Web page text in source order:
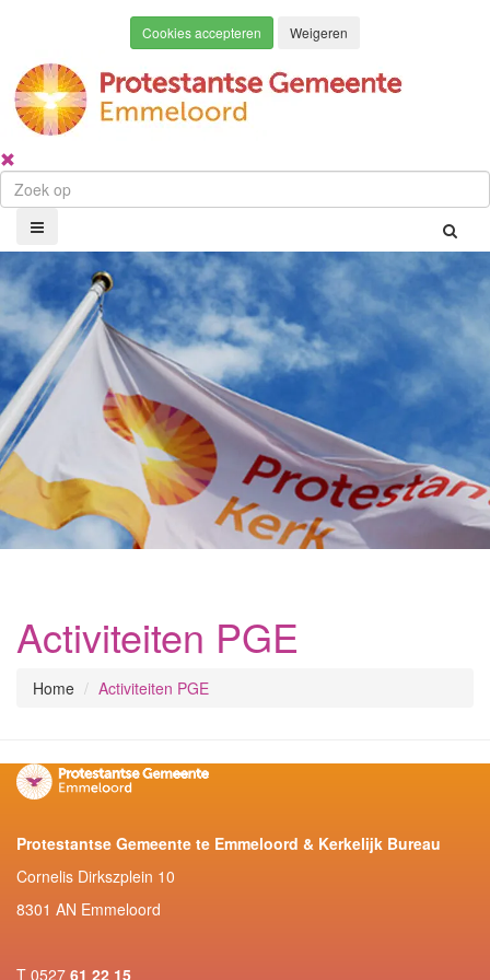
Activiteiten PGE
Home Activiteiten PGE
Protestantse Gemeente te Emmeloord & Kerkelijk Bureau
Cornelis Dirkszplein 10
8301 AN Emmeloord
T 0527 61 22 15